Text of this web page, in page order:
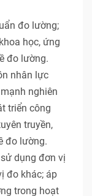
đo lường;
học, ứng
đo lường.
nhân lực
nghiên
triển công
truyền,
đo lường.
dụng đơn vị
đo khác; áp
trong hoạt